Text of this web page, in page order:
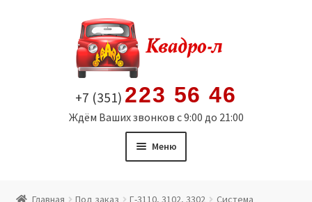
содержимому
+7 (351) 223 56 46
Ждём Ваших звонков с 9:00 до 21:00
Меню
Главная Под заказ Г-3110, 3102, 3302
Система